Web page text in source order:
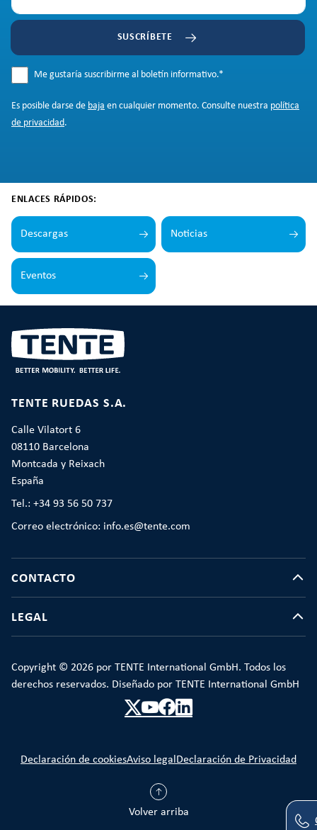
SUSCRÍBETE
Me gustaría suscribirme al boletín informativo.*
Es posible darse de baja en cualquier momento. Consulte nuestra política
de privacidad.
ENLACES RÁPIDOS:
Descargas Noticias
Eventos
TENTE RUEDAS S.A.
Calle Vilatort 6
08110 Barcelona
Montcada y Reixach
España
Tel.: +34 93 56 50 737
Correo electrónico: info.es@tente.com
CONTACTO
LEGAL
Copyright © 2026 por TENTE International GmbH. Todos los
derechos reservados. Diseñado por TENTE International GmbH
Volver arriba
Declaración de cookiesAviso legalDeclaración de Privacidad